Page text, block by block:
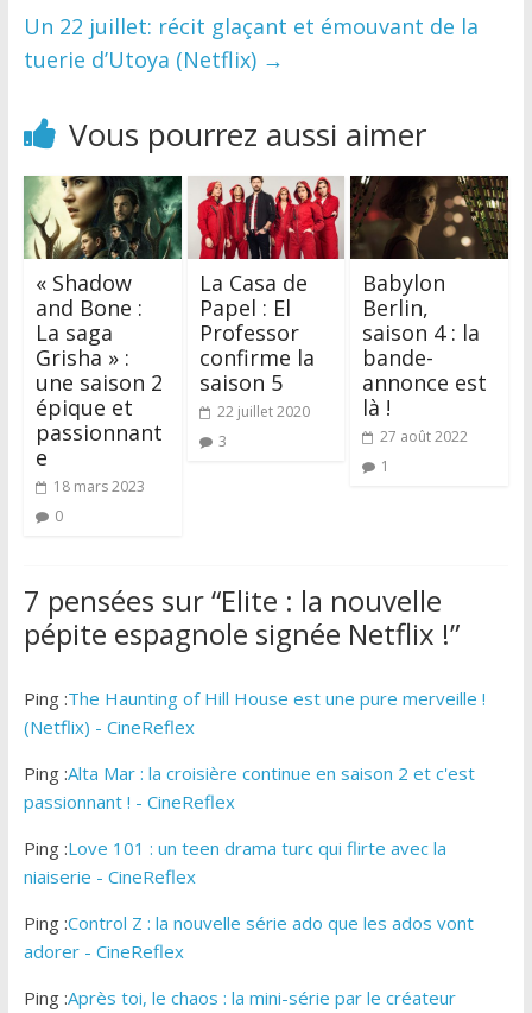
Un 22 juillet: récit glaçant et émouvant de la
tuerie d’Utoya (Netflix) →
Vous pourrez aussi aimer
« Shadow
and Bone :
La saga
Grisha » :
une saison 2
épique et
passionnant
e
18 mars 2023
0
La Casa de
Papel : El
Professor
confirme la
saison 5
22 juillet 2020
3
Babylon
Berlin,
saison 4 : la
bande-
annonce est
là !
27 août 2022
1
7 pensées sur “Elite : la nouvelle
pépite espagnole signée Netflix !”
Ping :The Haunting of Hill House est une pure merveille !
(Netflix) - CineReflex
Ping :Alta Mar : la croisière continue en saison 2 et c'est
passionnant ! - CineReflex
Ping :Love 101 : un teen drama turc qui flirte avec la
niaiserie - CineReflex
Ping :Control Z : la nouvelle série ado que les ados vont
adorer - CineReflex
Ping :Après toi, le chaos : la mini-série par le créateur